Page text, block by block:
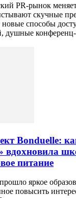
PR-рынок
скучные
способы
душные
Bonduelle:
вдохновила
питание
яркое
повысить